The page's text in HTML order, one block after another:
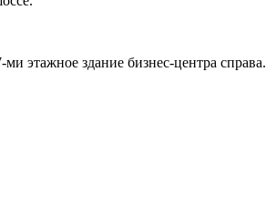
этажное здание бизнес-центра справа.